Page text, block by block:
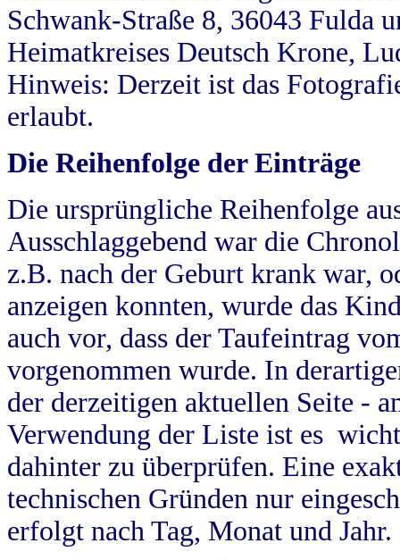
Schwank-Straße 8, 36043 Fulda
Heimatkreises Deutsch Krone,
Hinweis: Derzeit ist das
erlaubt.
Die Reihenfolge der Einträge
Die ursprüngliche Reihenfolge
Ausschlaggebend war die
z.B. nach der Geburt krank war,
anzeigen konnten, wurde das
auch vor, dass der Taufeintrag
vorgenommen wurde. In
der derzeitigen aktuellen Seite -
Verwendung der Liste ist es
dahinter zu überprüfen. Eine
technischen Gründen nur
erfolgt nach Tag, Monat und Jahr.